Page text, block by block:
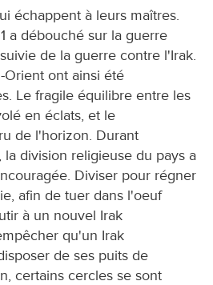
échappent à leurs maîtres.
a débouché sur la guerre
de la guerre contre l'Irak.
Orient ont ainsi été
Le fragile équilibre entre les
en éclats, et le
de l'horizon. Durant
division religieuse du pays a
Diviser pour régner
afin de tuer dans l'oeuf
à un nouvel Irak
qu'un Irak
de ses puits de
certains cercles se sont